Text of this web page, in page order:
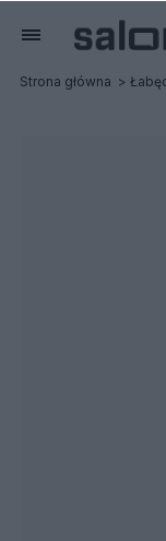
Strona główna